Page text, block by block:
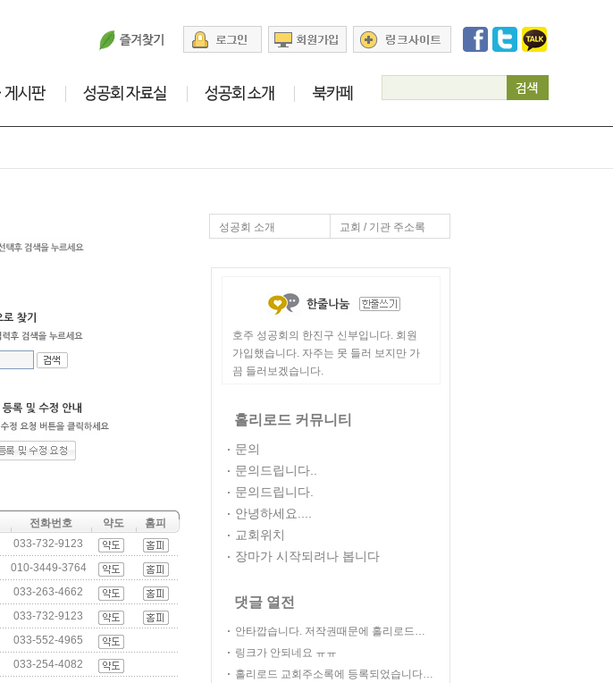
전화번호 약도
홈피
033-732-9123
010-3449-3764
033-263-4662
033-732-9123
033-552-4965
033-254-4082
성공회 소개 교회 / 기관 주소록
호주 성공회의 한진구 신부입니다. 회원
가입했습니다. 자주는 못 들러 보지만 가
끔 들러보겠습니다.
홀리로드 커뮤니티
문의
문의드립니다..
문의드립니다.
안녕하세요....
교회위치
장마가 시작되려나 봅니다
댓글 열전
안타깝습니다. 저작권때문에 홀리로드의 성가 페이지도 기능이 중단되었습니다. 성가조차도 인터넷으로 마음껏 이용 할 수 없다는 것이 참 답답합니다.
링크가 안되네요 ㅠㅠ
홀리로드 교회주소록에 등록되었습니다. 성공회소개 > 교회기관주소록에서 검색하실 수 있습니다. 감사합니다.